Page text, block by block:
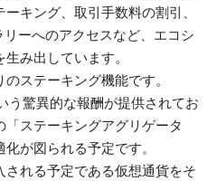
キング、取引手数料の割引、
ーへのアクセスなど、エコシ
み出しています。
ステーキング機能です。
う驚異的な報酬が提供されてお
ステーキングアグリゲータ
が図られる予定です。
される予定である仮想通貨をそ